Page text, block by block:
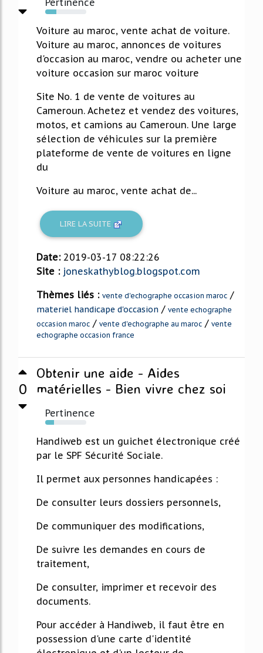
27%
Voiture au maroc, vente achat de voiture.
Voiture au maroc, annonces de voitures
d'occasion au maroc, vendre ou acheter une
voiture occasion sur maroc voiture
Site No. 1 de vente de voitures au
Cameroun. Achetez et vendez des voitures,
motos, et camions au Cameroun. Une large
sélection de véhicules sur la première
plateforme de vente de voitures en ligne
du
Voiture au maroc, vente achat de...
LIRE LA SUITE
Date: 2019-03-17 08:22:26
Site : joneskathyblog.blogspot.com
Thèmes liés : vente d'echographe occasion maroc /
materiel handicape d'occasion / vente echographe
occasion maroc / vente d'echographe au maroc / vente
echographe occasion france
0
Obtenir une aide - Aides
matérielles - Bien vivre chez soi
Pertinence
22%
Handiweb est un guichet électronique créé
par le SPF Sécurité Sociale.
Il permet aux personnes handicapées :
De consulter leurs dossiers personnels,
De communiquer des modifications,
De suivre les demandes en cours de
traitement,
De consulter, imprimer et recevoir des
documents.
Pour accéder à Handiweb, il faut être en
possession d'une carte d'identité